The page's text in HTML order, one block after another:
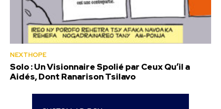
NEXTHOPE
Solo : Un Visionnaire Spolié par Ceux Qu’il a
Aidés, Dont Ranarison Tsilavo